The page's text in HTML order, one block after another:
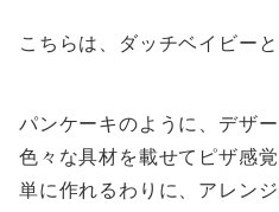
こちらは、ダッチベイビーと
パンケーキのように、デザ
色々な具材を載せてピザ感
単に作れるわりに、アレン